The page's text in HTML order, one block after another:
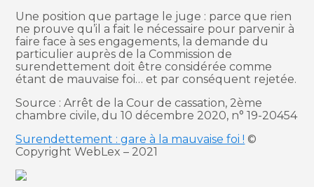
Une position que partage le juge : parce que rien
ne prouve qu’il a fait le nécessaire pour parvenir à
faire face à ses engagements, la demande du
particulier auprès de la Commission de
surendettement doit être considérée comme
étant de mauvaise foi… et par conséquent rejetée.
Source : Arrêt de la Cour de cassation, 2ème
chambre civile, du 10 décembre 2020, n° 19-20454
Surendettement : gare à la mauvaise foi ! ©
Copyright WebLex – 2021